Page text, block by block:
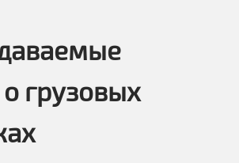
грузовых